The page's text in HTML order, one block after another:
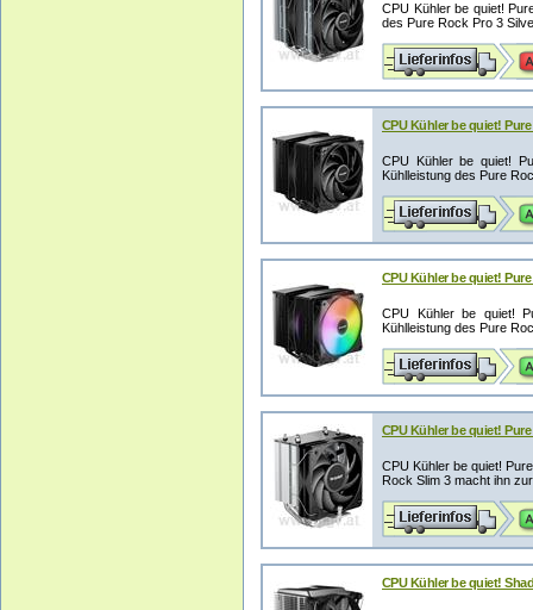
CPU Kühler be quiet!
des Pure Rock Pro 3
CPU Kühler be quiet!
CPU Kühler be quiet!
Kühlleistung des Pure
CPU Kühler be quiet!
CPU Kühler be quiet!
Kühlleistung des Pure
CPU Kühler be quiet!
CPU Kühler be quiet!
Rock Slim 3 macht ihn
CPU Kühler be quiet!